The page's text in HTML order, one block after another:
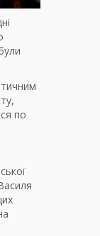
по